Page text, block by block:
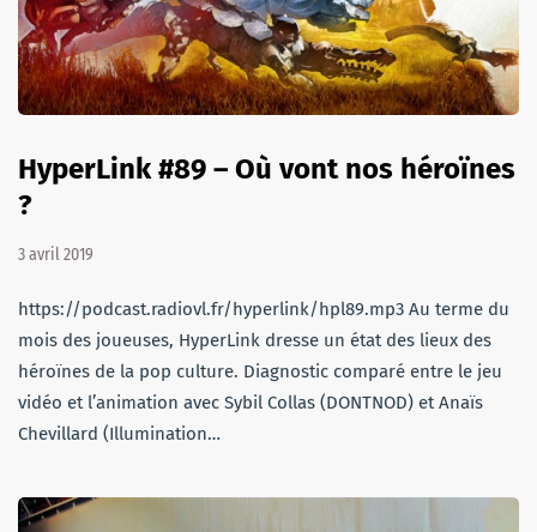
HyperLink #89 – Où vont nos héroïnes
?
3 avril 2019
https://podcast.radiovl.fr/hyperlink/hpl89.mp3 Au terme du
mois des joueuses, HyperLink dresse un état des lieux des
héroïnes de la pop culture. Diagnostic comparé entre le jeu
vidéo et l’animation avec Sybil Collas (DONTNOD) et Anaïs
Chevillard (Illumination…